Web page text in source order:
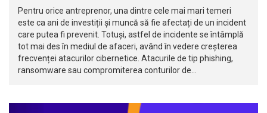
Pentru orice antreprenor, una dintre cele mai mari temeri
este ca ani de investiții și muncă să fie afectați de un incident
care putea fi prevenit. Totuși, astfel de incidente se întâmplă
tot mai des în mediul de afaceri, având în vedere creșterea
frecvenței atacurilor cibernetice. Atacurile de tip phishing,
ransomware sau compromiterea conturilor de…